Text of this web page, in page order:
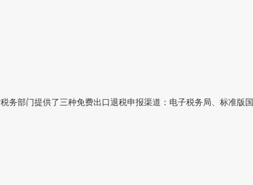
部门提供了三种免费出口退税申报渠道：电子税务局、标准版国